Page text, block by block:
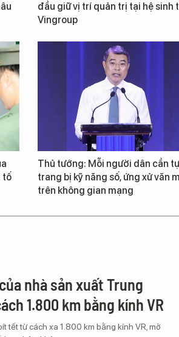
đầu giữ vị trí quản trị tại hệ sinh
Vingroup
tố
Thủ tướng: Mỗi người dân cần tự
trang bị kỹ năng số, ứng xử văn
trên không gian mạng
nhà sản xuất Trung
1.800 km bằng kính VR
tết từ cách xa 1.800 km bằng kính VR, mở